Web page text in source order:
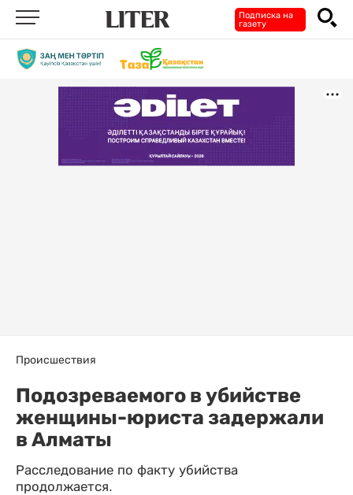
Подписка на
газету
Происшествия
Подозреваемого в убийстве
женщины-юриста задержали
в Алматы
Расследование по факту убийства
продолжается.